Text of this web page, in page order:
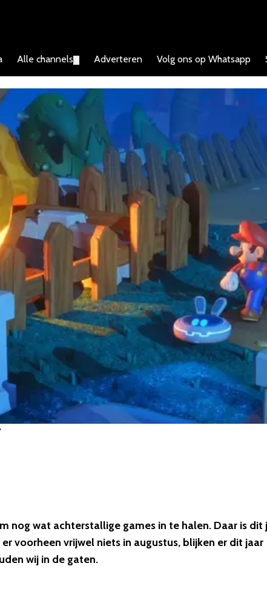
Alle channels Adverteren Volg ons op Whatsapp
nog wat achterstallige games in te halen. Daar is dit
voorheen vrijwel niets in augustus, blijken er dit jaar
wij in de gaten.